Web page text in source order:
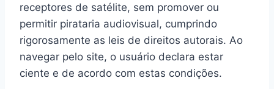
receptores de satélite, sem promover ou
permitir pirataria audiovisual, cumprindo
rigorosamente as leis de direitos autorais. Ao
navegar pelo site, o usuário declara estar
ciente e de acordo com estas condições.